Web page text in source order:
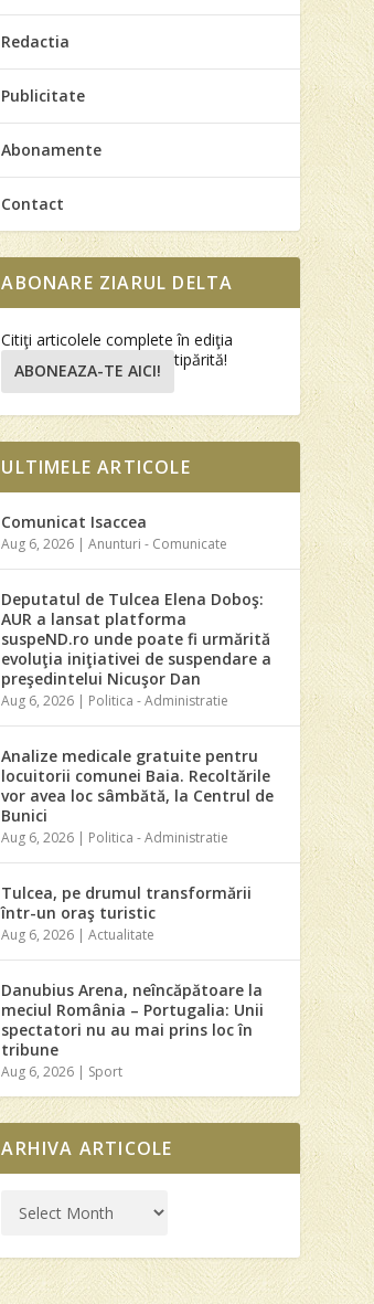
Redactia
Publicitate
Abonamente
Contact
ABONARE ZIARUL DELTA
Citiţi articolele complete în ediţia
tipărită!
ABONEAZA-TE AICI!
ULTIMELE ARTICOLE
Comunicat Isaccea
Aug 6, 2026 |Anunturi - Comunicate
Deputatul de Tulcea Elena Doboş:
AUR a lansat platforma
suspeND.ro unde poate fi urmărită
evoluţia iniţiativei de suspendare a
preşedintelui Nicuşor Dan
Aug 6, 2026 | Politica - Administratie
Analize medicale gratuite pentru
locuitorii comunei Baia. Recoltările
vor avea loc sâmbătă, la Centrul de
Bunici
Aug 6, 2026 | Politica - Administratie
Tulcea, pe drumul transformării
într-un oraş turistic
Aug 6, 2026 |Actualitate
Danubius Arena, neîncăpătoare la
meciul România – Portugalia: Unii
spectatori nu au mai prins loc în
tribune
Aug 6, 2026 | Sport
ARHIVA ARTICOLE